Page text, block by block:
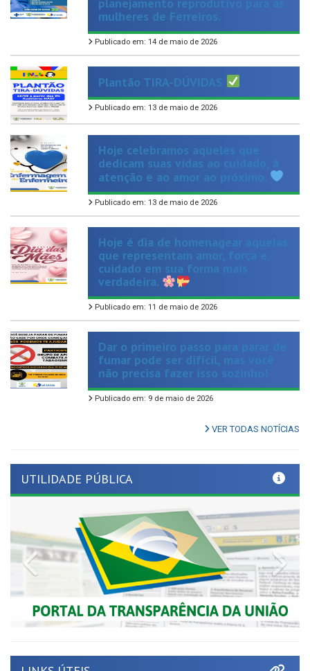
Publicado em: 14 de maio de 2026
Plantão TIRA-DÚVIDAS
Publicado em: 13 de maio de 2026
Hoje celebramos aqueles que
dedicam suas vidas ao cuidado, à
atenção e ao amor ao próximo.
Publicado em: 13 de maio de 2026
Hoje é dia de homenagear aquelas
que representam amor, força e
cuidado em sua forma mais
verdadeira.
Publicado em: 11 de maio de 2026
Dar o primeiro passo para parar de
fumar pode ser difícil, mas você
não precisa fazer isso sozinho!
Publicado em: 9 de maio de 2026
VER TODAS NOTÍCIAS
Previous